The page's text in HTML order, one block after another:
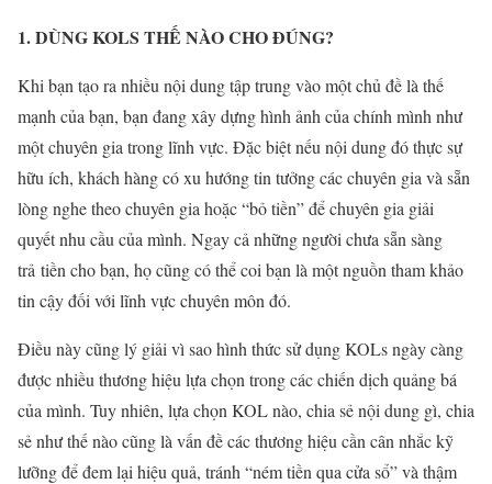
1. DÙNG KOLS THẾ NÀO CHO ĐÚNG?
Khi bạn tạo ra nhiều nội dung tập trung vào một chủ đề là thế
mạnh của bạn, bạn đang xây dựng hình ảnh của chính mình như
một chuyên gia trong lĩnh vực. Đặc biệt nếu nội dung đó thực sự
hữu ích, khách hàng có xu hướng tin tưởng các chuyên gia và sẵn
lòng nghe theo chuyên gia hoặc “bỏ tiền” để chuyên gia giải
quyết nhu cầu của mình. Ngay cả những người chưa sẵn sàng
trả tiền cho bạn, họ cũng có thể coi bạn là một nguồn tham khảo
tin cậy đối với lĩnh vực chuyên môn đó.
Điều này cũng lý giải vì sao hình thức sử dụng KOLs ngày càng
được nhiều thương hiệu lựa chọn trong các chiến dịch quảng bá
của mình. Tuy nhiên, lựa chọn KOL nào, chia sẻ nội dung gì, chia
sẻ như thế nào cũng là vấn đề các thương hiệu cần cân nhắc kỹ
lưỡng để đem lại hiệu quả, tránh “ném tiền qua cửa sổ” và thậm